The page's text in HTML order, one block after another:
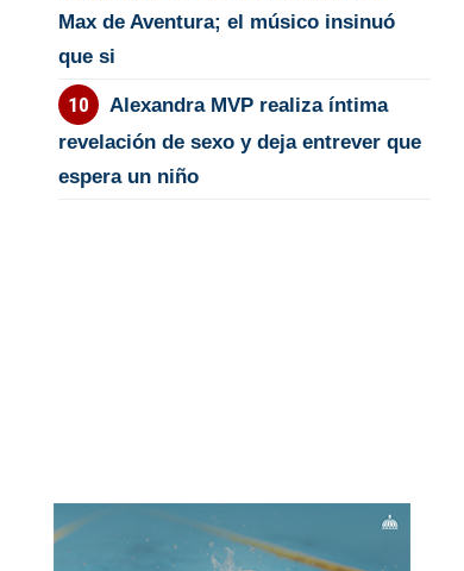
Max de Aventura; el músico insinuó
que si
Alexandra MVP realiza íntima
revelación de sexo y deja entrever que
espera un niño